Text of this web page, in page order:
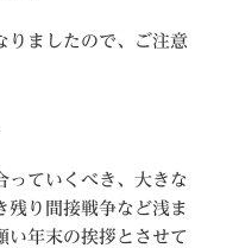
ましたので、ご注意
っていくべき、大きな
残り間接戦争など浅ま
い年末の挨拶とさせて